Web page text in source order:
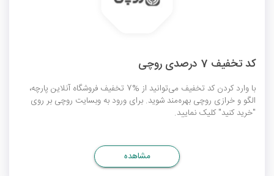
کد تخفیف 7 درصدی روچی
با وارد کردن کد تخفیف می‌توانید از %7 تخفیف فروشگاه آنلاین پارچه،
الگو و خرازی روچی بهره‌مند شوید. برای ورود به وبسایت روچی بر روی
"خرید کنید" کلیک نمایید.
مشاهده